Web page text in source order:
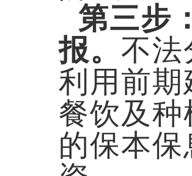
第三步
报。 不法
利用前
餐饮及
的保本